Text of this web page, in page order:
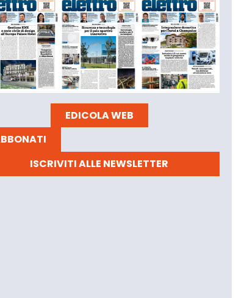
EDICOLA WEB
ISCRIVITI ALLE NEWSLETTER